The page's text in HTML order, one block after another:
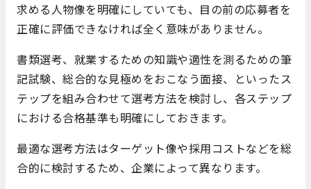
求める人物像を明確にしていても、目の前の応募者を
正確に評価できなければ全く意味がありません。
書類選考、就業するための知識や適性を測るための筆
記試験、総合的な見極めをおこなう面接、といったス
テップを組み合わせて選考方法を検討し、各ステップ
における合格基準も明確にしておきます。
最適な選考方法はターゲット像や採用コストなどを総
合的に検討するため、企業によって異なります。